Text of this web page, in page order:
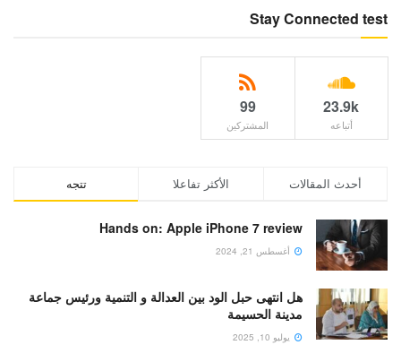
Stay Connected test
23.9k
أتباعه
99
المشتركين
تتجه الأكثر تفاعلا أحدث المقالات
Hands on: Apple iPhone 7 review
أغسطس 21, 2024
هل انتهى حبل الود بين العدالة و التنمية ورئيس جماعة
مدينة الحسيمة
يوليو 10, 2025